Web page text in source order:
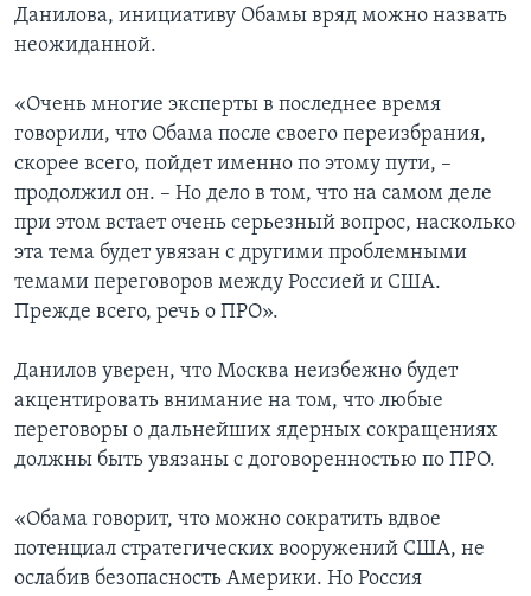
Данилова, инициативу Обамы вряд можно назвать
неожиданной.
«Очень многие эксперты в последнее время
говорили, что Обама после своего переизбрания,
скорее всего, пойдет именно по этому пути, –
продолжил он. – Но дело в том, что на самом деле
при этом встает очень серьезный вопрос, насколько
эта тема будет увязан с другими проблемными
темами переговоров между Россией и США.
Прежде всего, речь о ПРО».
Данилов уверен, что Москва неизбежно будет
акцентировать внимание на том, что любые
переговоры о дальнейших ядерных сокращениях
должны быть увязаны с договоренностью по ПРО.
«Обама говорит, что можно сократить вдвое
потенциал стратегических вооружений США, не
ослабив безопасность Америки. Но Россия